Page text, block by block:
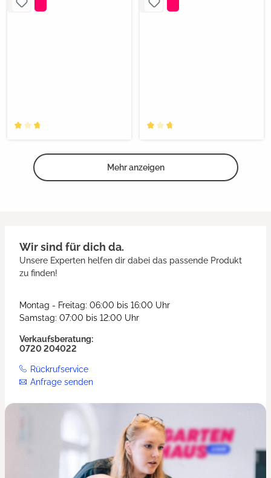
Mehr anzeigen
Wir sind für dich da.
Unsere Experten helfen dir dabei das passende Produkt
zu finden!
Montag - Freitag: 06:00 bis 16:00 Uhr
Samstag: 07:00 bis 12:00 Uhr
Verkaufsberatung:
0720 204022
Rückrufservice
Anfrage senden